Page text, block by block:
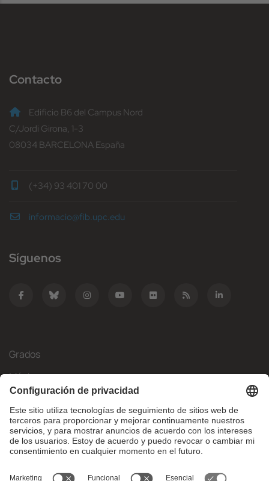
Contacto
Edificio B6 del Campus Nord
C/Jordi Girona, 1-3
08034 BARCELONA España
(+34) 93 401 70 00
informacio@fib.upc.edu
Síguenos
Grados
Másteres
Movilidad Internacional
Investigación
Empresa